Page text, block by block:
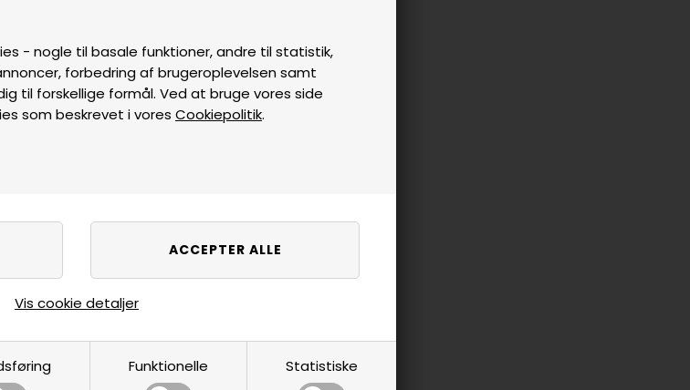
- nogle til basale funktioner, andre til statistik,
forbedring af brugeroplevelsen samt
til forskellige formål. Ved at bruge vores side
som beskrevet i vores Cookiepolitik.
Funktionelle Statistiske
Vis cookie detaljer